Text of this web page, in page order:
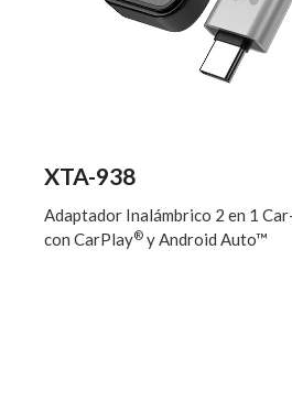
XTA-938
Adaptador Inalámbrico 2 en 1
con CarPlay® y Android Auto™